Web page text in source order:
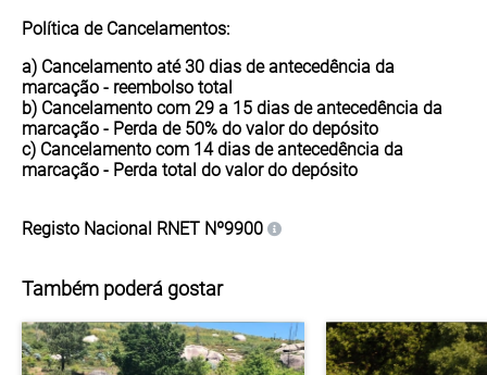
Política de Cancelamentos:
a) Cancelamento até 30 dias de antecedência da
marcação - reembolso total
b) Cancelamento com 29 a 15 dias de antecedência da
marcação - Perda de 50% do valor do depósito
c) Cancelamento com 14 dias de antecedência da
marcação - Perda total do valor do depósito
Registo Nacional RNET Nº9900
Também poderá gostar